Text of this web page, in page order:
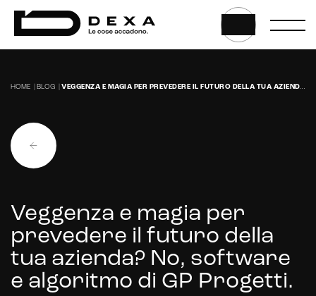
E-commerce solutions
E-commerce store
Marketplace for selling
E-commerce management
HOME BLOG VEGGENZA E MAGIA PER PREVEDERE IL FUTURO DELLA TUA AZIENDA? NO, SOFTWARE E ALGORITMO DI GP PROGETTI.
Veggenza e magia per
prevedere il futuro della
tua azienda? No, software
e algoritmo di GP Progetti.